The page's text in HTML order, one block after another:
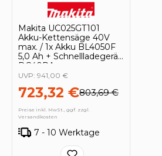
Makita UC025GT101
Akku-Kettensäge 40V
max. / 1x Akku BL4050F
5,0 Ah + Schnellladegerät
DC40RA
723,32 €803,69 €
UVP: 941,00 €
Preise inkl. MwSt., ggf. zzgl.
Versandkosten
7 - 10 Werktage